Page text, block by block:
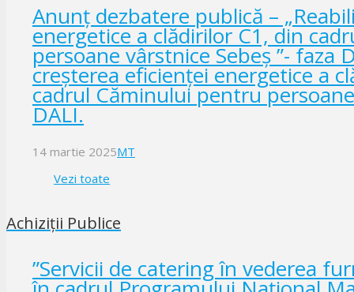
Anunț dezbatere publică –
energetice a clădirilor C1, din
persoane vârstnice Sebeș ”- faza
creşterea eficienţei energetice a
cadrul Căminului pentru
DALI.
14 martie 2025MT
Vezi toate
Achiziții Publice
”Servicii de catering în vederea